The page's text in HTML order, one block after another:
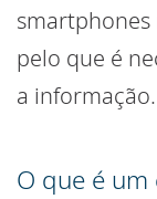
smartphones
pelo que é
a informação.
O que é um